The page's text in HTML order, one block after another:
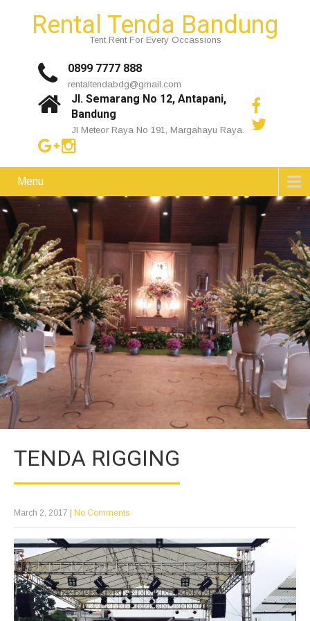
Rental Tenda Bandung
Tent Rent For Every Occassions
0899 7777 888
rentaltendabdg@gmail.com
Jl. Semarang No 12, Antapani,
Bandung
Jl Meteor Raya No 191, Margahayu Raya.
Menu
TENDA RIGGING
March 2, 2017 No Comments